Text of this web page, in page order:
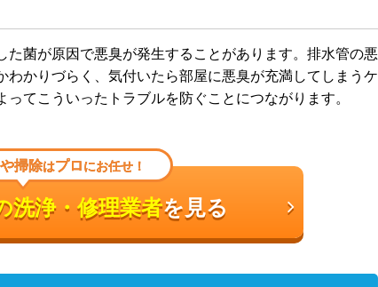
菌が原因で悪臭が発生することがあります。排水管の悪
かりづらく、気付いたら部屋に悪臭が充満してしまうケ
てこういったトラブルを防ぐことにつながります。
掃除はプロにお任せ！
洗浄・修理業者を見る